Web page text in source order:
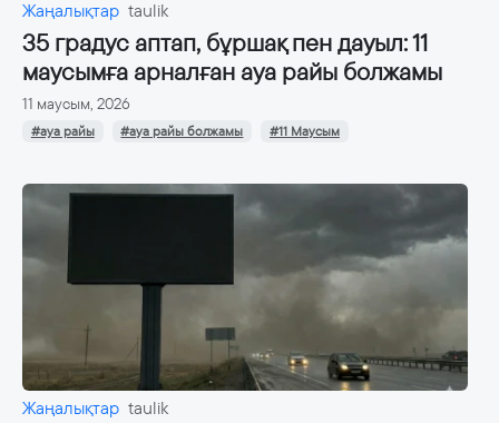
Жаңалықтар taulik
35 градус аптап, бұршақ пен дауыл: 11
маусымға арналған ауа райы болжамы
11 маусым, 2026
#ауа райы #ауа райы болжамы #11 Маусым
Жаңалықтар taulik